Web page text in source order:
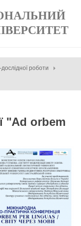
роботи
"Ad orbem